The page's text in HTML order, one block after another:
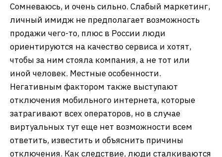
Сомневаюсь, и очень сильно. Слабый маркетинг,
личный имидж не предполагает возможность
продажи чего-то, плюс в России люди
ориентируются на качество сервиса и хотят,
чтобы за ним стояла компания, а не тот или
иной человек. Местные особенности.
Негативным фактором также выступают
отключения мобильного интернета, которые
затрагивают всех операторов, но в случае
виртуальных тут еще нет возможности всем
ответить, известить и объяснить причины
отключения. Как следствие, люди сталкиваются